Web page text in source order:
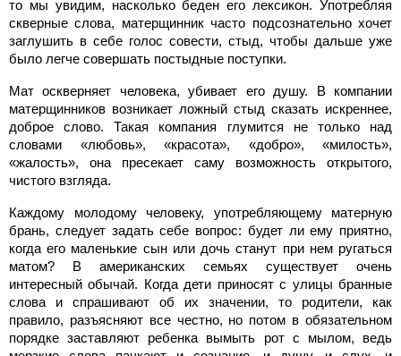
то мы увидим, насколько беден его лексикон. Употребляя
скверные слова, матерщинник часто подсознательно хочет
заглушить в себе голос совести, стыд, чтобы дальше уже
было легче совершать постыдные поступки.
Мат оскверняет человека, убивает его душу. В компании
матерщинников возникает ложный стыд сказать искреннее,
доброе слово. Такая компания глумится не только над
словами «любовь», «красота», «добро», «милость»,
«жалость», она пресекает саму возможность открытого,
чистого взгляда.
Каждому молодому человеку, употребляющему матерную
брань, следует задать себе вопрос: будет ли ему приятно,
когда его маленькие сын или дочь станут при нем ругаться
матом? В американских семьях существует очень
интересный обычай. Когда дети приносят с улицы бранные
слова и спрашивают об их значении, то родители, как
правило, разъясняют все честно, но потом в обязательном
порядке заставляют ребенка вымыть рот с мылом, ведь